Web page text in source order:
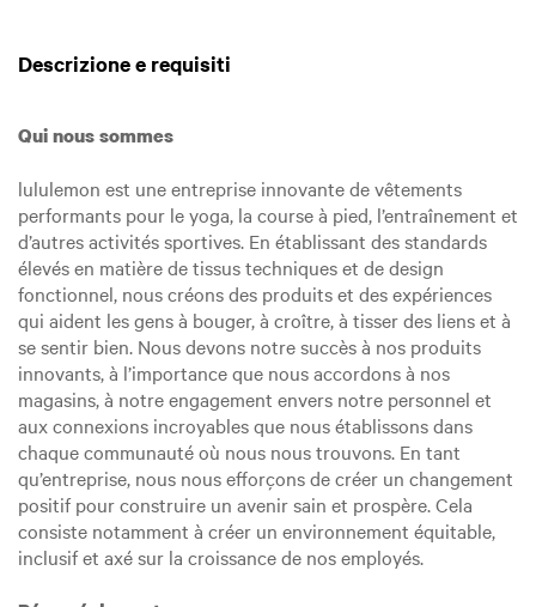
Descrizione e requisiti
Qui nous sommes
lululemon est une entreprise innovante de vêtements
performants pour le yoga, la course à pied, l’entraînement et
d’autres activités sportives. En établissant des standards
élevés en matière de tissus techniques et de design
fonctionnel, nous créons des produits et des expériences
qui aident les gens à bouger, à croître, à tisser des liens et à
se sentir bien. Nous devons notre succès à nos produits
innovants, à l’importance que nous accordons à nos
magasins, à notre engagement envers notre personnel et
aux connexions incroyables que nous établissons dans
chaque communauté où nous nous trouvons. En tant
qu’entreprise, nous nous efforçons de créer un changement
positif pour construire un avenir sain et prospère. Cela
consiste notamment à créer un environnement équitable,
inclusif et axé sur la croissance de nos employés.